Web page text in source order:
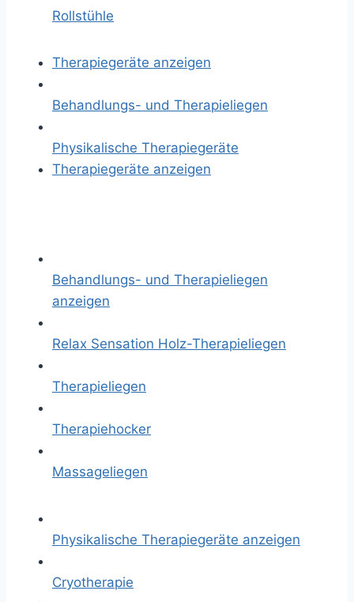
Rollstühle
Therapiegeräte anzeigen
Behandlungs- und Therapieliegen
Physikalische Therapiegeräte
Therapiegeräte anzeigen
Behandlungs- und Therapieliegen
anzeigen
Relax Sensation Holz-Therapieliegen
Therapieliegen
Therapiehocker
Massageliegen
Physikalische Therapiegeräte anzeigen
Cryotherapie